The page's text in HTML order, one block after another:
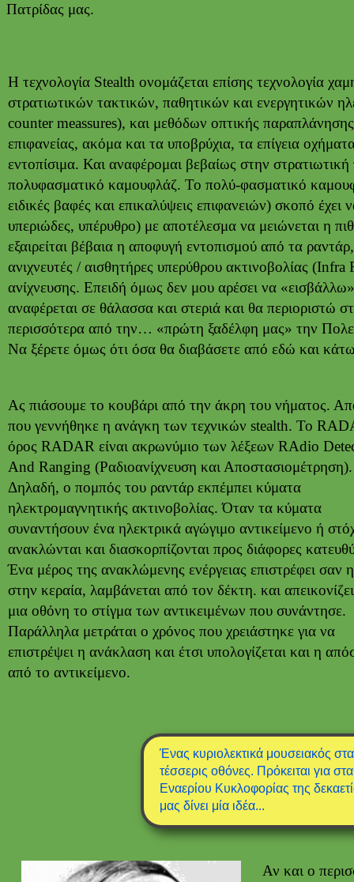
Πατρίδας μας.
Η τεχνολογία Stealth ονομάζεται επίσης τεχνολογία
στρατιωτικών τακτικών, παθητικών και ενεργητικών
counter meassures), και μεθόδων οπτικής
επιφανείας, ακόμα και τα υποβρύχια, τα επίγεια
εντοπίσιμα. Και αναφέρομαι βεβαίως στην
πολυφασματικό καμουφλάζ. To πολύ-φασματικό
ειδικές βαφές και επικαλύψεις επιφανειών) σκοπό
υπεριώδες, υπέρυθρο) με αποτέλεσμα να μειώνεται η
εξαιρείται βέβαια η αποφυγή εντοπισμού από τα
ανιχνευτές / αισθητήρες υπερύθρου ακτινοβολίας
ανίχνευσης. Επειδή όμως δεν μου αρέσει να
αναφέρεται σε θάλασσα και στεριά και θα περιοριστώ
περισσότερα από την… «πρώτη ξαδέλφη μας» την
Να ξέρετε όμως ότι όσα θα διαβάσετε από εδώ και
Ας πιάσουμε το κουβάρι από την άκρη του νήματος.
που γεννήθηκε η ανάγκη των τεχνικών stealth. Το
όρος RADAR είναι ακρωνύμιο των λέξεων RAdio
Αnd Ranging (Ραδιοανίχνευση και Αποστασιομέτρηση).
Δηλαδή, ο πομπός του ραντάρ εκπέμπει κύματα
ηλεκτρομαγνητικής ακτινοβολίας. Όταν τα κύματα
συναντήσουν ένα ηλεκτρικά αγώγιμο αντικείμενο ή
ανακλώνται και διασκορπίζονται προς διάφορες
Ένα μέρος της ανακλώμενης ενέργειας επιστρέφει σαν
στην κεραία, λαμβάνεται από τον δέκτη. και
μια οθόνη το στίγμα των αντικειμένων που συνάντησε.
Παράλληλα μετράται ο χρόνος που χρειάστηκε για να
επιστρέψει η ανάκλαση και έτσι υπολογίζεται και η
από το αντικείμενο.
Αν και ο
Ένας κυριολεκτικά μουσειακός
τέσσερις οθόνες. Πρόκειται για
Εναερίου Κυκλοφορίας της
μας δίνει μία ιδέα...